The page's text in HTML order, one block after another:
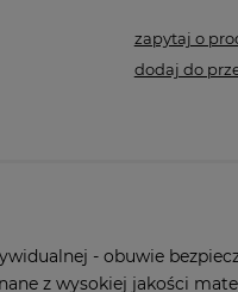
zapytaj o
dodaj do
- obuwie
z wysokiej jakości